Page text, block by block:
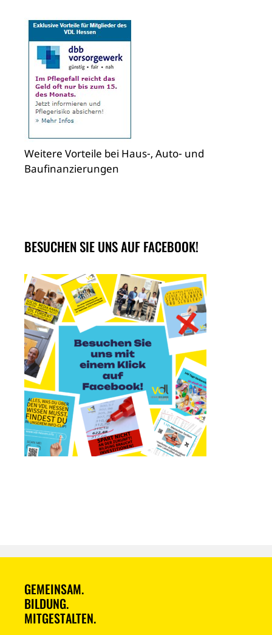
Weitere Vorteile bei Haus-, Auto- und
Baufinanzierungen
BESUCHEN SIE UNS AUF FACEBOOK!
GEMEINSAM.
BILDUNG.
MITGESTALTEN.